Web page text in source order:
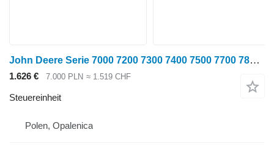
John Deere Serie 7000 7200 7300 7400 7500 7700 7800 Steuergerät Det Steuereinheit für John Deere 7000 7200 7300 7400 7500 7700 7800 Radtraktor
1.626 € 7.000 PLN ≈ 1.519 CHF
Steuereinheit
Polen, Opalenica